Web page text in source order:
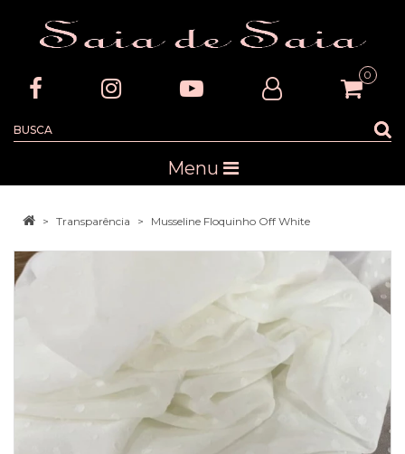
0
Menu
Transparência Musseline Floquinho Off White